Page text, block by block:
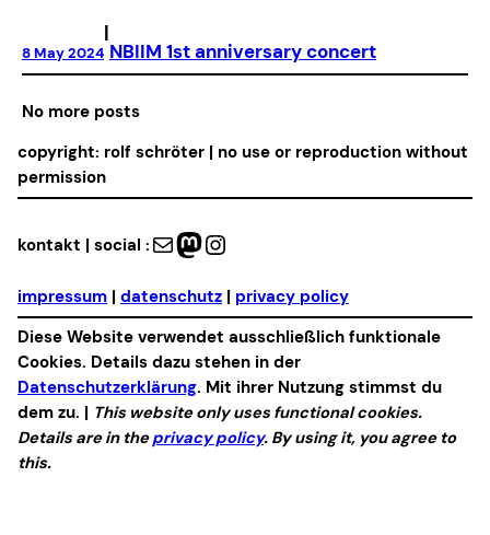
8 May 2024
|
NBIIM 1st anniversary concert
No more posts
copyright: rolf schröter | no use or reproduction without
permission
kontakt | social : Mail Mastodon Instagram
impressum | datenschutz | privacy policy
Diese Website verwendet ausschließlich funktionale
Cookies. Details dazu stehen in der
Datenschutzerklärung. Mit ihrer Nutzung stimmst du
dem zu. | This website only uses functional cookies.
Details are in theprivacy policy. By using it, you agree to
this.